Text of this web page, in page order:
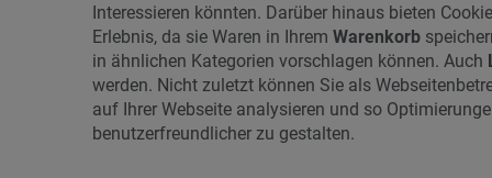
Interessieren könnten. Darüber hinaus bieten
Erlebnis, da sie Waren in Ihrem Warenkorb
in ähnlichen Kategorien vorschlagen können. Auch
werden. Nicht zuletzt können Sie als
auf Ihrer Webseite analysieren und so
benutzerfreundlicher zu gestalten.